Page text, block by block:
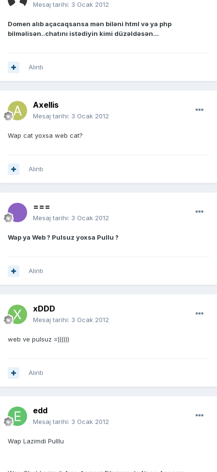
Mesaj tarihi: 3 Ocak 2012
Domen alıb açacaqsansa mən biləni html və ya php
bilməlisən..chatını istədiyin kimi düzəldəsən...
Alıntı
Axellis
Mesaj tarihi: 3 Ocak 2012
Wap cat yoxsa web cat?
Alıntı
===
Mesaj tarihi: 3 Ocak 2012
Wap ya Web ? Pulsuz yoxsa Pullu ?
Alıntı
xDDD
Mesaj tarihi: 3 Ocak 2012
web ve pulsuz =))))))
Alıntı
edd
Mesaj tarihi: 3 Ocak 2012
Wap Lazimdi Pulllu